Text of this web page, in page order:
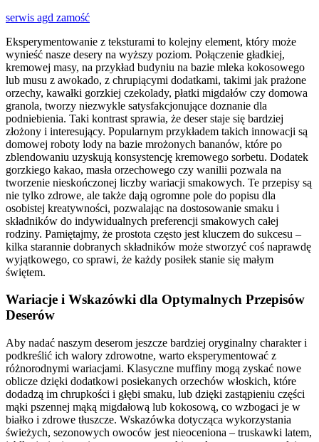
serwis agd zamość
Eksperymentowanie z teksturami to kolejny element, który może
wynieść nasze desery na wyższy poziom. Połączenie gładkiej,
kremowej masy, na przykład budyniu na bazie mleka kokosowego
lub musu z awokado, z chrupiącymi dodatkami, takimi jak prażone
orzechy, kawałki gorzkiej czekolady, płatki migdałów czy domowa
granola, tworzy niezwykle satysfakcjonujące doznanie dla
podniebienia. Taki kontrast sprawia, że deser staje się bardziej
złożony i interesujący. Popularnym przykładem takich innowacji są
domowej roboty lody na bazie mrożonych bananów, które po
zblendowaniu uzyskują konsystencję kremowego sorbetu. Dodatek
gorzkiego kakao, masła orzechowego czy wanilii pozwala na
tworzenie nieskończonej liczby wariacji smakowych. Te przepisy są
nie tylko zdrowe, ale także dają ogromne pole do popisu dla
osobistej kreatywności, pozwalając na dostosowanie smaku i
składników do indywidualnych preferencji smakowych całej
rodziny. Pamiętajmy, że prostota często jest kluczem do sukcesu –
kilka starannie dobranych składników może stworzyć coś naprawdę
wyjątkowego, co sprawi, że każdy posiłek stanie się małym
świętem.
Wariacje i Wskazówki dla Optymalnych Przepisów
Deserów
Aby nadać naszym deserom jeszcze bardziej oryginalny charakter i
podkreślić ich walory zdrowotne, warto eksperymentować z
różnorodnymi wariacjami. Klasyczne muffiny mogą zyskać nowe
oblicze dzięki dodatkowi posiekanych orzechów włoskich, które
dodadzą im chrupkości i głębi smaku, lub dzięki zastąpieniu części
mąki pszennej mąką migdałową lub kokosową, co wzbogaci je w
białko i zdrowe tłuszcze. Wskazówka dotycząca wykorzystania
świeżych, sezonowych owoców jest nieoceniona – truskawki latem,